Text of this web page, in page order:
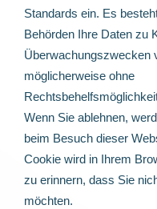
Standards ein. Es
Behörden Ihre Daten zu
Überwachungszwecken
möglicherweise ohne
Wenn Sie ablehnen,
beim Besuch dieser
Cookie wird in Ihrem
zu erinnern, dass Sie
möchten.